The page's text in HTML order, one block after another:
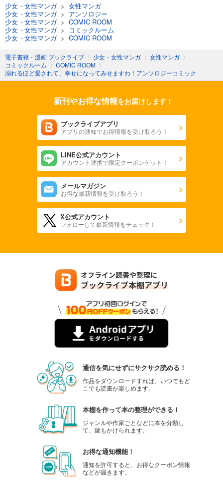
少女・女性マンガ> 女性マンガ
少女・女性マンガ> アンソロジー
少女・女性マンガ> COMIC ROOM
少女・女性マンガ>
コミックルーム
少女・女性マンガ> COMIC ROOM
電子書籍・漫画 ブックライブ 〉 少女・女性マンガ 〉 女性マンガ 〉
コミックルーム 〉 COMIC ROOM 〉
溺れるほど愛されて、幸せになってみせますわ！アンソロジーコミック
新刊やお得な情報をお届けします！
ブックライブアプリ
アプリの通知でお得情報を受け取ろう！
LINE公式アカウント
アカウント連携で限定クーポンゲット！
メールマガジン
お得な最新情報を受け取ろう！
X公式アカウント
フォローして最新情報をチェック！
通信を気にせずにサクサク読める！
作品をダウンロードすれば、いつでもど
こでも読書が楽しめます。
本棚を作って本の整理ができる！
ジャンルや作家ごとなどに本を分類し
て、鍵もかけられます。
お得な通知機能！
通知を許可すると、お得なクーポン情報
などが届きます。